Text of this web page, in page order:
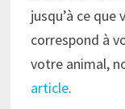
jusqu’à ce que
correspond à
votre animal,
article.